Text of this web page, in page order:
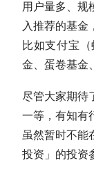
用户量多、规
入推荐的基金
比如支付宝
金、蛋卷基金
尽管大家期待
一等，有知有
虽然暂时不能
投资 」的投资